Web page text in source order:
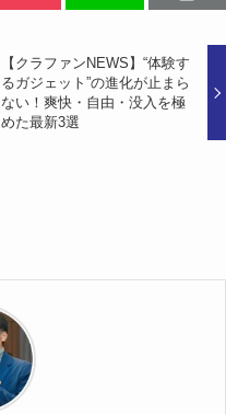
【クラファンNEWS】“体験す
るガジェット”の進化が止まら
ない！爽快・自由・没入を極
めた最新3選